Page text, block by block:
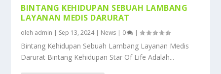
BINTANG KEHIDUPAN SEBUAH LAMBANG
LAYANAN MEDIS DARURAT
oleh admin | Sep 13, 2024| News | 0 |
Bintang Kehidupan Sebuah Lambang Layanan Medis
Darurat Bintang Kehidupan Star Of Life Adalah...